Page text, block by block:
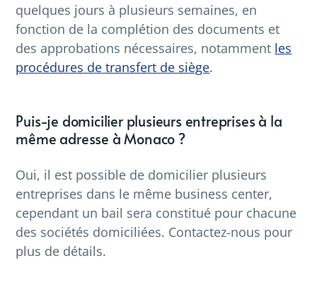
quelques jours à plusieurs semaines, en
fonction de la complétion des documents et
des approbations nécessaires, notamment les
procédures de transfert de siège.
Puis-je domicilier plusieurs entreprises à la
même adresse à Monaco ?
Oui, il est possible de domicilier plusieurs
entreprises dans le même business center,
cependant un bail sera constitué pour chacune
des sociétés domiciliées. Contactez-nous pour
plus de détails.